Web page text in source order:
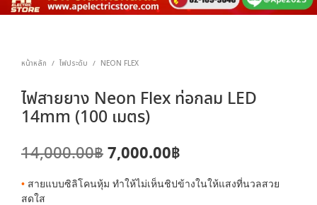
หน้าหลัก / ไฟประดับ / NEON FLEX
ไฟสายยาง Neon Flex ท่อกลม LED
14mm (100 เมตร)
14,000.00฿Original
price
7,000.00฿
price
• สายแบบซิลิโคนหุ้ม ทำให้ไม่เห็นชิปข้างในให้แสงที่นวลสวย
สดใส